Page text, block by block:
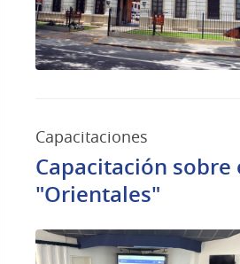
Capacitaciones
Capacitación sobre
"Orientales"